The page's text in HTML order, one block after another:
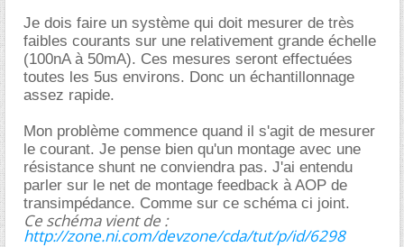
Je dois faire un système qui doit mesurer de très
faibles courants sur une relativement grande échelle
(100nA à 50mA). Ces mesures seront effectuées
toutes les 5us environs. Donc un échantillonnage
assez rapide.
Mon problème commence quand il s'agit de mesurer
le courant. Je pense bien qu'un montage avec une
résistance shunt ne conviendra pas. J'ai entendu
parler sur le net de montage feedback à AOP de
transimpédance. Comme sur ce schéma ci joint.
Ce schéma vient de :
http://zone.ni.com/devzone/cda/tut/p/id/6298